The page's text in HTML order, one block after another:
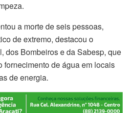
a morte de seis pessoas,
de extremo, destacou o
dos Bombeiros e da Sabesp, que
fornecimento de água em locais
de energia.